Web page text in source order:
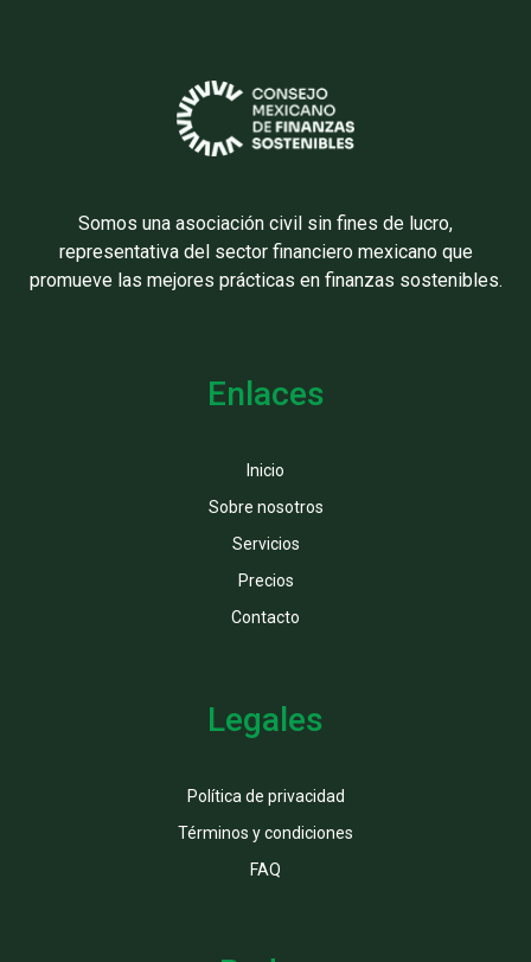
Somos una asociación civil sin fines de lucro,
representativa del sector financiero mexicano que
promueve las mejores prácticas en finanzas sostenibles.
Enlaces
Inicio
Sobre nosotros
Servicios
Precios
Contacto
Legales
Política de privacidad
Términos y condiciones
FAQ